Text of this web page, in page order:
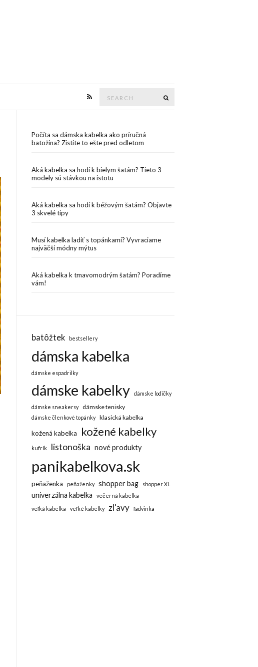
Počíta sa dámska kabelka ako príručná
batožina? Zistite to ešte pred odletom
Aká kabelka sa hodí k bielym šatám? Tieto 3
modely sú stávkou na istotu
Aká kabelka sa hodí k béžovým šatám? Objavte
3 skvelé tipy
Musí kabelka ladiť s topánkami? Vyvraciame
najväčší módny mýtus
Aká kabelka k tmavomodrým šatám? Poradíme
vám!
batôžtek bestsellery
dámska kabelka
dámske espadrilky
dámske kabelky dámske lodičky
dámske sneakersy dámske tenisky
dámske členkové topánky klasická kabelka
kožená kabelka kožené kabelky
kufrík listonoška nové produkty
panikabelkova.sk
peňaženka peňaženky shopper bag shopper XL
univerzálna kabelka
večerná kabelka
veľká kabelka
veľké kabelky zl'avy ľadvinka